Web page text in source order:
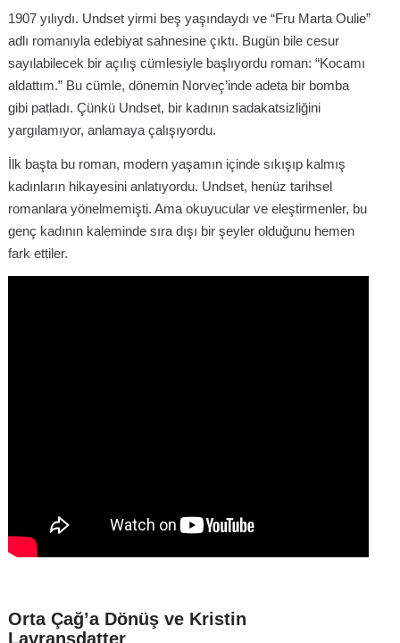
1907 yılıydı. Undset yirmi beş yaşındaydı ve “Fru Marta Oulie”
adlı romanıyla edebiyat sahnesine çıktı. Bugün bile cesur
sayılabilecek bir açılış cümlesiyle başlıyordu roman: “Kocamı
aldattım.” Bu cümle, dönemin Norveç’inde adeta bir bomba
gibi patladı. Çünkü Undset, bir kadının sadakatsizliğini
yargılamıyor, anlamaya çalışıyordu.
İlk başta bu roman, modern yaşamın içinde sıkışıp kalmış
kadınların hikayesini anlatıyordu. Undset, henüz tarihsel
romanlara yönelmemişti. Ama okuyucular ve eleştirmenler, bu
genç kadının kaleminde sıra dışı bir şeyler olduğunu hemen
fark ettiler.
Orta Çağ’a Dönüş ve Kristin
Lavransdatter